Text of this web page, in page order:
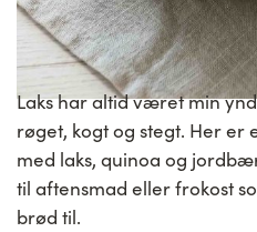
Laks har altid været min
røget, kogt og stegt. Her er
med laks, quinoa og
til aftensmad eller frokost
brød til.